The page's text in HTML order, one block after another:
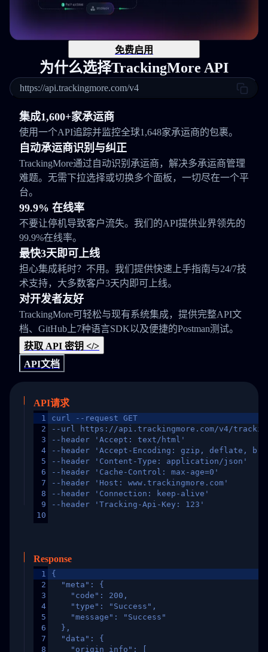
免费启用
为什么选择TrackingMore API
https://api.trackingmore.com/v4
集成1,600+家承运商
使用一个API追踪并监控全球1,648家承运商的包裹。
自动承运商识别与纠正
TrackingMore通过自动识别承运商，解决多承运商管理
难题。无需下拉选择或切换多个面板，一切尽在一个平
台。
99.9% 在线率
不要让停机导致客户流失。我们的API提供业界领先的
99.9%在线率。
最快3天即可上线
担心集成耗时？不用。我们提供快速上手指南与24/7技
术支持，大多数客户3天内即可上线。
对开发者友好
TrackingMore可轻松与现有系统集成，提供完整API文
档、GitHub上7种语言SDK以及便捷的Postman测试。
获取 API 密钥 </>
API文档
API请求
1
2
3
4
5
6
7
8
9
10
curl --request GET
--url https://api.trackingmore.com/v4/trackings/
--header 'Accept: text/html'
--header 'Accept-Encoding: gzip, deflate,
--header 'Content-Type: application/json'
--header 'Cache-Control: max-age=0'
--header 'Host: www.trackingmore.com'
--header 'Connection: keep-alive'
--header 'Tracking-Api-Key: 123'
Response
1
2
3
4
5
6
7
8
{
  "meta": {
    "code": 200,
    "type": "Success",
    "message": "Success"
  },
  "data": {
    "origin_info": [